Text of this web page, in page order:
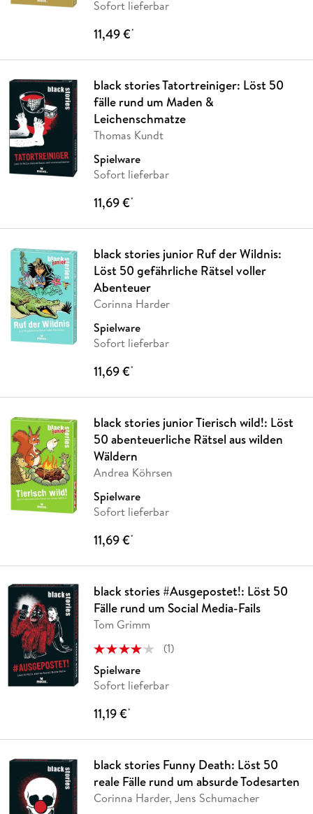
Sofort lieferbar
11,49 €*
black stories Tatortreiniger: Löst 50
fälle rund um Maden &
Leichenschmatze
Thomas Kundt
Spielware
Sofort lieferbar
11,69 €*
black stories junior Ruf der Wildnis:
Löst 50 gefährliche Rätsel voller
Abenteuer
Corinna Harder
Spielware
Sofort lieferbar
11,69 €*
black stories junior Tierisch wild!: Löst
50 abenteuerliche Rätsel aus wilden
Wäldern
Andrea Köhrsen
Spielware
Sofort lieferbar
11,69 €*
black stories #Ausgepostet!: Löst 50
Fälle rund um Social Media-Fails
Tom Grimm
(1)
Spielware
Sofort lieferbar
11,19 €*
black stories Funny Death: Löst 50
reale Fälle rund um absurde Todesarten
Corinna Harder, Jens Schumacher